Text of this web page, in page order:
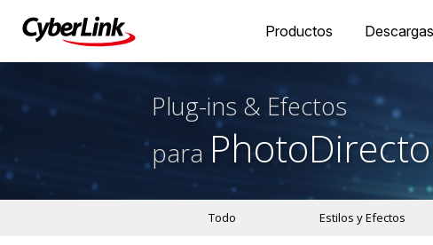
Productos Descargas
Plug-ins & Efectos
para
Todo Estilos y Efectos